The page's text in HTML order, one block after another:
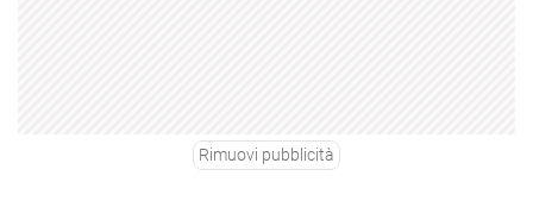
Rimuovi pubblicità